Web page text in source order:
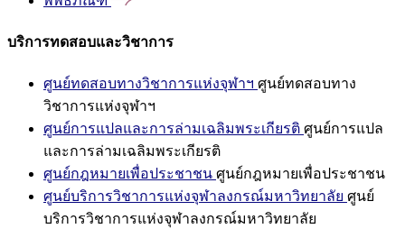
บริการทดสอบและวิชาการ
ศูนย์ทดสอบทางวิชาการแห่งจุฬาฯ ศูนย์ทดสอบทาง
วิชาการแห่งจุฬาฯ
ศูนย์การแปลและการล่ามเฉลิมพระเกียรติ ศูนย์การแปล
และการล่ามเฉลิมพระเกียรติ
ศูนย์กฎหมายเพื่อประชาชน ศูนย์กฎหมายเพื่อประชาชน
ศูนย์บริการวิชาการแห่งจุฬาลงกรณ์มหาวิทยาลัย ศูนย์
บริการวิชาการแห่งจุฬาลงกรณ์มหาวิทยาลัย